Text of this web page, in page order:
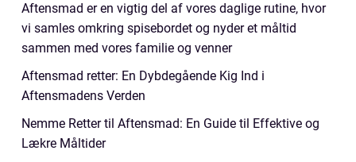
Aftensmad er en vigtig del af vores daglige rutine, hvor
vi samles omkring spisebordet og nyder et måltid
sammen med vores familie og venner
Aftensmad retter: En Dybdegående Kig Ind i
Aftensmadens Verden
Nemme Retter til Aftensmad: En Guide til Effektive og
Lækre Måltider